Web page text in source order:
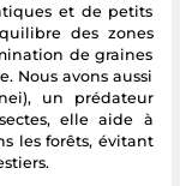
et de petits
des zones
de graines
Nous avons aussi
un prédateur
elle aide à
les forêts, évitant